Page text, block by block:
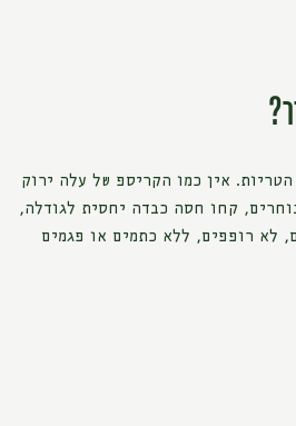
אין כמו הקריספ של עלה ירוק
קחו חסה כבדה יחסית לגודלה,
לא רופפים, ללא כתמים או פגמים